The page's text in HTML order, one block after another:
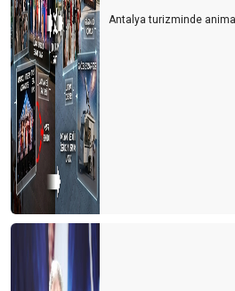
Antalya turizminde